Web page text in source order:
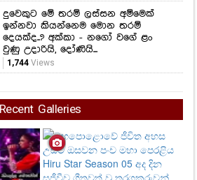
දුවෙකුට මේ තරම් ලස්සන අම්මෙක්
ඉන්නවා කියන්නෙම මොන තරම්
දෙයක්ද..? අක්කා - නගෝ වගේ ළං
වුණු උදාරියි, දෝණියි...
1,744Views
Recent Galleries